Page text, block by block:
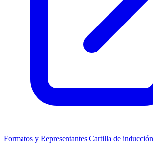
Formatos y Representantes Cartilla de inducción